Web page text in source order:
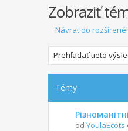
Zobraziť
Návrat do
Témy
od YoulaEcots